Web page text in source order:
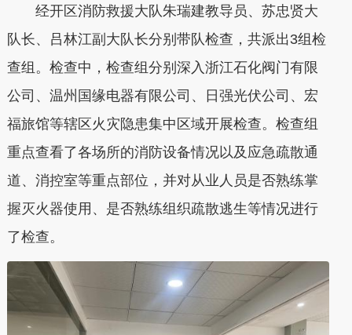
经开区消防救援大队朱瑞建教导员、苏忠贤大
队长、吕林江副大队长分别带队检查，共派出3组检
查组。检查中，检查组分别深入浙江石化阀门有限
公司、温州国缘电器有限公司、日强光伏公司、宏
福旅馆等辖区火灾隐患集中区域开展检查。检查组
重点查看了各场所的消防设备情况以及应急疏散通
道、消控室等重点部位，并对从业人员是否熟练掌
握灭火器使用、是否熟练组织疏散逃生等情况进行
了检查。